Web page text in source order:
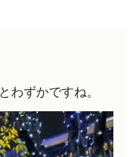
わずかですね。